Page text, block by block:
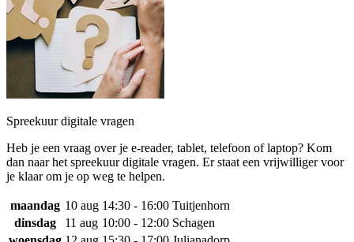
Spreekuur digitale vragen
Heb je een vraag over je e-reader, tablet, telefoon of laptop? Kom
dan naar het spreekuur digitale vragen. Er staat een vrijwilliger voor
je klaar om je op weg te helpen.
maandag 10 aug 14:30 - 16:00 Tuitjenhorn
dinsdag
11 aug 10:00 - 12:00 Schagen